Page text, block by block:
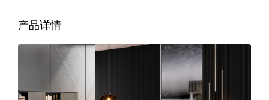
产品详情